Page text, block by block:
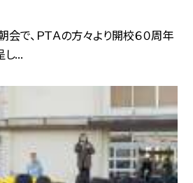
会で、ＰＴＡの方々より開校６０周年
...